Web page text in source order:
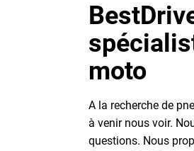
moto
A la recherche de
à venir nous voir.
questions. Nous